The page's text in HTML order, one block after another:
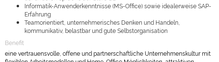
Informatik-Anwenderkenntnisse (MS-Office) sowie idealerweise SAP-
Erfahrung
Teamorientiert, unternehmerisches Denken und Handeln,
kommunikativ, belastbar und gute Selbstorganisation
Benefit
eine vertrauensvolle, offene und partnerschaftliche Unternehmenskultur mit